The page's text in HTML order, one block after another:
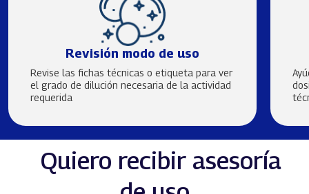
Revisión modo de uso
Revise las fichas técnicas o etiqueta para ver
el grado de dilución necesaria de la actividad
requerida
Quiero recibir asesoría